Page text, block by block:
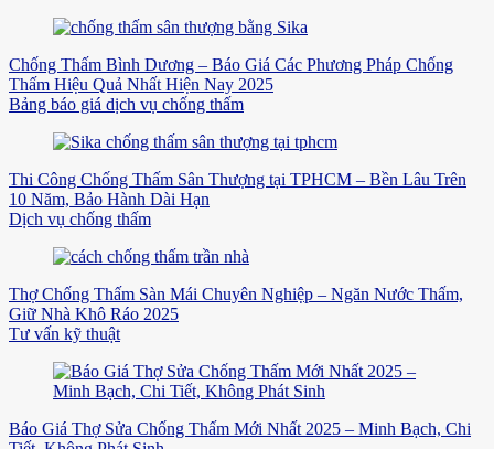
Chống Thấm Bình Dương – Báo Giá Các Phương Pháp Chống
Thấm Hiệu Quả Nhất Hiện Nay 2025
Bảng báo giá dịch vụ chống thấm
Thi Công Chống Thấm Sân Thượng tại TPHCM – Bền Lâu Trên
10 Năm, Bảo Hành Dài Hạn
Dịch vụ chống thấm
Thợ Chống Thấm Sàn Mái Chuyên Nghiệp – Ngăn Nước Thấm,
Giữ Nhà Khô Ráo 2025
Tư vấn kỹ thuật
Báo Giá Thợ Sửa Chống Thấm Mới Nhất 2025 – Minh Bạch, Chi